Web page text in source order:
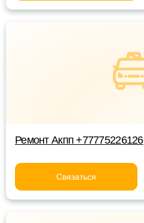
Ремонт Акпп +77775226126
Связаться